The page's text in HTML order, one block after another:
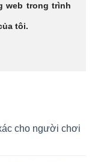
web trong trình
tôi.
cho người chơi